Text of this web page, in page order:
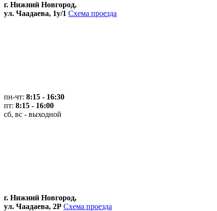
г. Нижний Новгород,
ул. Чаадаева, 1у/1 Схема проезда
пн-чт: 8:15 - 16:30
пт: 8:15 - 16:00
сб, вс - выходной
г. Нижний Новгород,
ул. Чаадаева, 2Р Схема проезда